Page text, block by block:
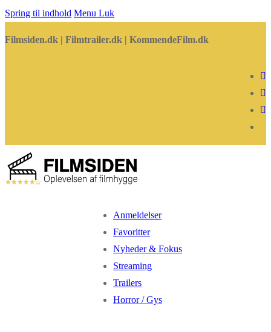
Spring til indhold Menu Luk
Filmsiden.dk | Filmtrailer.dk | KommendeFilm.dk
Anmeldelser
Favoritter
Nyheder & Fokus
Streaming
Trailers
Horror / Gys